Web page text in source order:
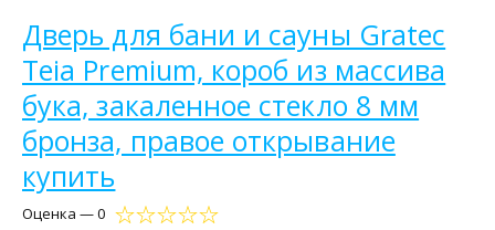
Дверь для бани и сауны Gratec
Teia Premium, короб из массива
бука, закаленное стекло 8 мм
бронза, правое открывание
купить
Оценка — 0